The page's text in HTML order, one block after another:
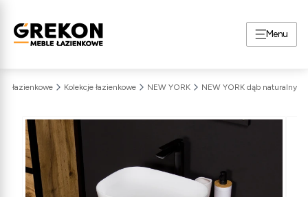
Menu
łazienkowe Kolekcje łazienkowe NEW YORK NEW YORK dąb naturalny